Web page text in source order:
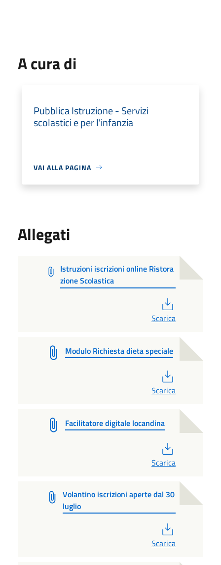
A cura di
Pubblica Istruzione - Servizi
scolastici e per l'infanzia
VAI ALLA PAGINA
Allegati
Istruzioni iscrizioni online Ristora
zione Scolastica
Scarica
Modulo Richiesta dieta speciale
Scarica
Facilitatore digitale locandina
Scarica
Volantino iscrizioni aperte dal 30
luglio
Scarica